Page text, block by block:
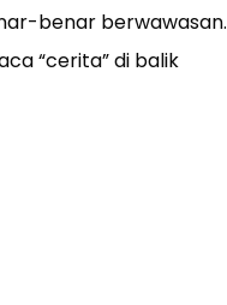
benar berwawasan.
“cerita” di balik